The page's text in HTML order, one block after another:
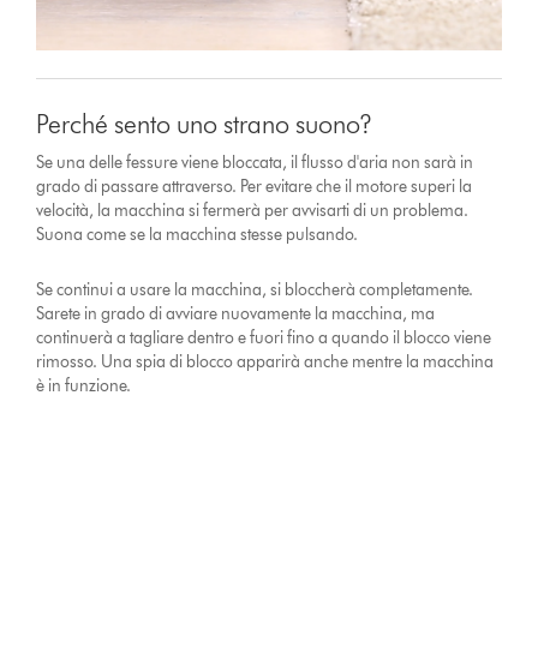
Perché sento uno strano suono?
Se una delle fessure viene bloccata, il flusso d'aria non sarà in
grado di passare attraverso. Per evitare che il motore superi la
velocità, la macchina si fermerà per avvisarti di un problema.
Suona come se la macchina stesse pulsando.
Se continui a usare la macchina, si bloccherà completamente.
Sarete in grado di avviare nuovamente la macchina, ma
continuerà a tagliare dentro e fuori fino a quando il blocco viene
rimosso. Una spia di blocco apparirà anche mentre la macchina
è in funzione.